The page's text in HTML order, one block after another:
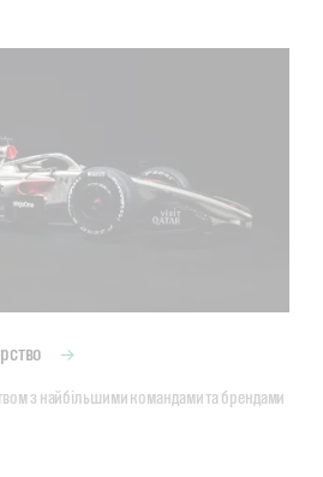
з найбільшими командами та брендами